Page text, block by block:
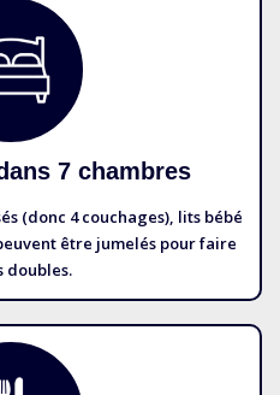
7 chambres
(donc 4 couchages), lits bébé
être jumelés pour faire
doubles.